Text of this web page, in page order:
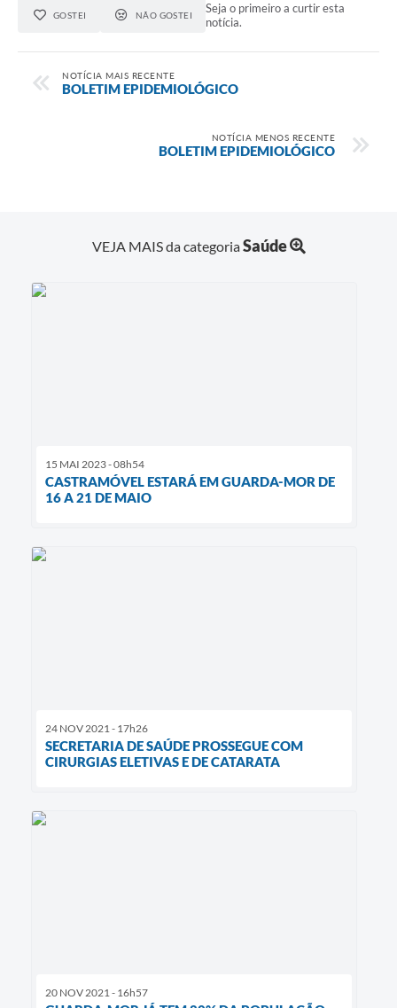
GOSTEI NÃO GOSTEI
Seja o primeiro a curtir esta
notícia.
NOTÍCIA MAIS RECENTE
BOLETIM EPIDEMIOLÓGICO
NOTÍCIA MENOS RECENTE
BOLETIM EPIDEMIOLÓGICO
VEJA MAIS da categoriaSaúde
15 MAI 2023 - 08h54
CASTRAMÓVEL ESTARÁ EM GUARDA-MOR DE
16 A 21 DE MAIO
24 NOV 2021 - 17h26
SECRETARIA DE SAÚDE PROSSEGUE COM
CIRURGIAS ELETIVAS E DE CATARATA
20 NOV 2021 - 16h57